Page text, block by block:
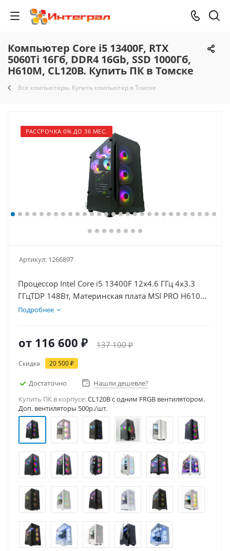
Компьютер Core i5 13400F, RTX
5060Ti 16Гб, DDR4 16Gb, SSD 1000Гб,
H610M, CL120B. Купить ПК в Томске
Все компьютеры. Купить компьютер в Томске
РАССРОЧКА 0% ДО 36 МЕС.
Артикул: 1266897
Процессор Intel Core i5 13400F 12x4.6 ГГц 4x3.3
ГГцTDP 148Вт, Материнская плата MSI PRO H610M-
E, Видеокарта RTX 5060Ti 16Гб, Память
Подробнее
от 116 600 ₽ 137 100 ₽
Скидка 20 500 ₽
Достаточно
Нашли дешевле?
Купить ПК в корпусе:CL120B c одним FRGB вентилятором.
Доп. вентиляторы 500р./шт.